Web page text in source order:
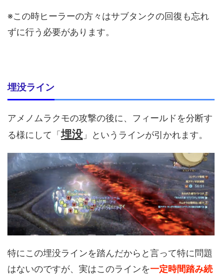
※この時ヒーラーの方々はサブタンクの回復も忘れ
ずに行う必要があります。
埋没ライン
アメノムラクモの攻撃の後に、フィールドを分断す
る様にして「埋没 」というラインが引かれます。
特にこの埋没ラインを踏んだからと言って特に問題
はないのですが、実はこのラインを一定時間踏み続